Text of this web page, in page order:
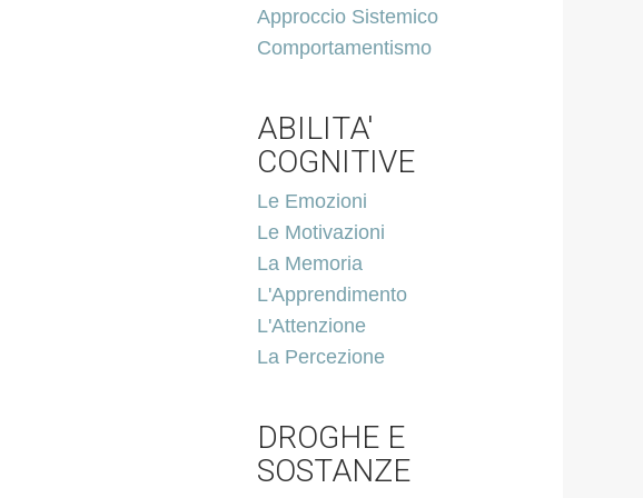
Approccio Sistemico
Comportamentismo
ABILITA'
COGNITIVE
Le Emozioni
Le Motivazioni
La Memoria
L'Apprendimento
L'Attenzione
La Percezione
DROGHE E
SOSTANZE